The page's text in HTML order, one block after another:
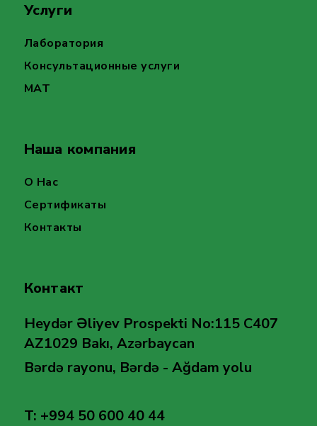
Услуги
Лаборатория
Консультационные услуги
MAT
Наша компания
О Нас
Сертификаты
Контакты
Контакт
Heydər Əliyev Prospekti No:115 C407
AZ1029 Bakı, Azərbaycan
Bərdə rayonu, Bərdə - Ağdam yolu
T: +994 50 600 40 44